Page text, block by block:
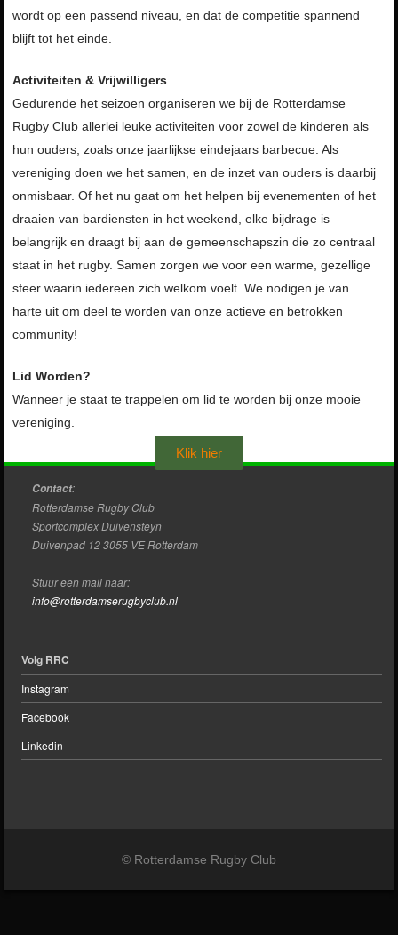
wordt op een passend niveau, en dat de competitie spannend
blijft tot het einde.
Activiteiten & Vrijwilligers
Gedurende het seizoen organiseren we bij de Rotterdamse
Rugby Club allerlei leuke activiteiten voor zowel de kinderen als
hun ouders, zoals onze jaarlijkse eindejaars barbecue. Als
vereniging doen we het samen, en de inzet van ouders is daarbij
onmisbaar. Of het nu gaat om het helpen bij evenementen of het
draaien van bardiensten in het weekend, elke bijdrage is
belangrijk en draagt bij aan de gemeenschapszin die zo centraal
staat in het rugby. Samen zorgen we voor een warme, gezellige
sfeer waarin iedereen zich welkom voelt. We nodigen je van
harte uit om deel te worden van onze actieve en betrokken
community!
Lid Worden?
Wanneer je staat te trappelen om lid te worden bij onze mooie
vereniging.
Klik hier
Contact:
Rotterdamse Rugby Club
Sportcomplex Duivensteyn
Duivenpad 12 3055 VE Rotterdam
Stuur een mail naar:
info@rotterdamserugbyclub.nl
Volg RRC
Instagram
Facebook
Linkedin
© Rotterdamse Rugby Club